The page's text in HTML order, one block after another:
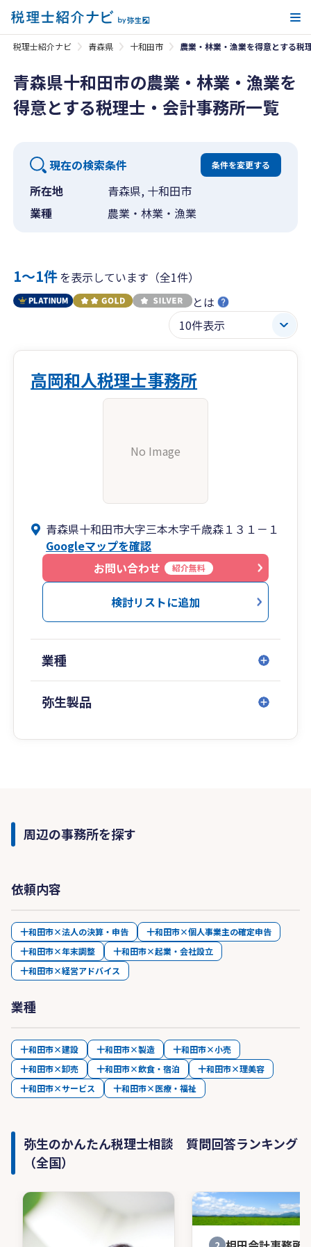
税理士紹介ナビ 青森県 十和田市 農業・林業・漁業を得意とする税
青森県十和田市の農業・林業・漁業を
得意とする税理士・会計事務所一覧
現在の検索条件 条件を変更する
所在地
青森県, 十和田市
業種
農業・林業・漁業
1〜1件を表示しています（全1件）
とは
高岡和人税理士事務所
No Image
青森県十和田市大字三本木字千歳森１３１－１
Googleマップを確認
お問い合わせ
紹介無料
検討リストに追加
業種
弥生製品
周辺の事務所を探す
依頼内容
十和田市×法人の決算・申告
十和田市×個人事業主の確定申告
十和田市×年末調整
十和田市×起業・会社設立
十和田市×経営アドバイス
業種
十和田市×建設 十和田市×製造
十和田市×小売
十和田市×卸売
十和田市×飲食・宿泊
十和田市×理美容
十和田市×サービス
十和田市×医療・福祉
弥生のかんたん税理士相談 質問回答ランキング
（全国）